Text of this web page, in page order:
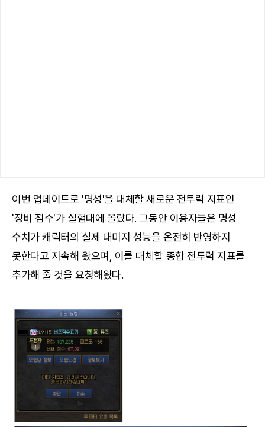
이번 업데이트로 '명성'을 대체할 새로운 전투력 지표인
'장비 점수'가 실험대에 올랐다. 그동안 이용자들은 명성
수치가 캐릭터의 실제 대미지 성능을 온전히 반영하지
못한다고 지속해 왔으며, 이를 대체할 종합 전투력 지표를
추가해 줄 것을 요청해왔다.